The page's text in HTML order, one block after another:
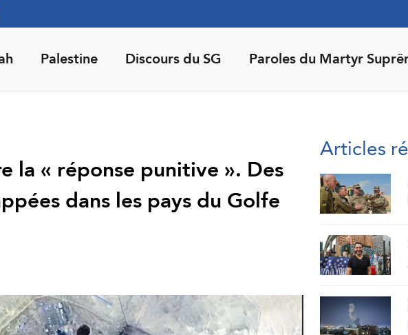
Palestine Discours du SG Paroles du Martyr
la « réponse punitive ». Des
dans les pays du Golfe
Articles